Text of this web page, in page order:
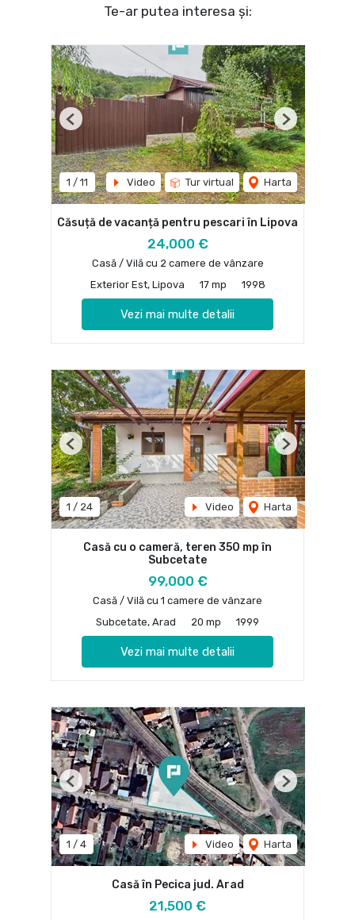
Te-ar putea interesa și:
1 / 11 Video Tur virtual Harta
Previous Next
Căsuță de vacanță pentru pescari în Lipova
24,000 €
Casă / Vilă cu 2 camere de vânzare
Exterior Est, Lipova
17 mp 1998
Vezi mai multe detalii
1 / 24 Video Harta
Previous Next
Casă cu o cameră, teren 350 mp în
Subcetate
99,000 €
Casă / Vilă cu 1 camere de vânzare
Subcetate, Arad
20 mp 1999
Vezi mai multe detalii
1 / 4 Video Harta
Previous Next
Casă în Pecica jud. Arad
21,500 €